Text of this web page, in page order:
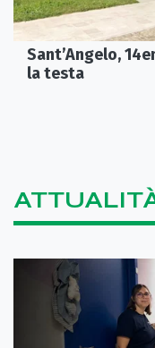
Sant’Angelo,
la testa